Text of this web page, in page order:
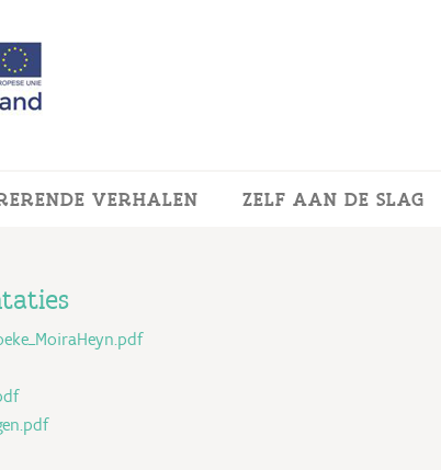
VERHALEN ZELF AAN DE SLAG